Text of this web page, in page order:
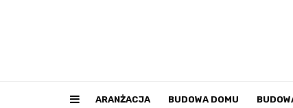
ARANŻACJA BUDOWA DOMU